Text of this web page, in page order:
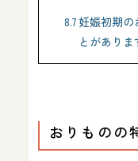
8.7 妊娠初期の
とがありま
おりものの